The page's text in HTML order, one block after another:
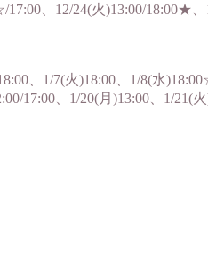
、12/24(火)13:00/18:00★
、1/7(火)18:00、1/8(水
17:00、1/20(月)13:00、1/